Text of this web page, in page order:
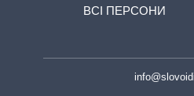
ВСІ ПЕРСОНИ